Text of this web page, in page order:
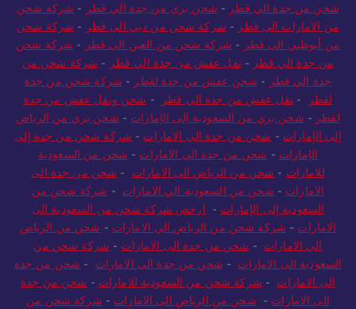
شحن من جدة الي قطر - شحن بري من جدة الي قطر - شركة شحن
من الامارات الى قطر - شركة شحن من دبي الى قطر - شركة شحن
من أبوظبي الى قطر - شركة شحن من العين الى قطر - شركة شحن
من جدة الي قطر - نقل عفش من جدة الي قطر - شركة شحن من
جدة الي قطر - شحن عفش من جدة لقطر - شركة شحن من جدة
لقطر
- نقل عفش من جدة الي قطر - شحن ونقل عفش من جدة
لقطر - شحن بري من السعودية إلى الإمارات - شحن بري من الرياض
إلى الإمارات - شحن من جدة الى الامارات - شركة شحن من جدة إلى
الإمارات - شحن من جدة الى الامارات - شحن من السعودية
للامارات - شحن من الرياض الى الامارات - شحن من جدة الى
الامارات - شحن من السعودية الي الامارات - شركة شحن من
السعودية إلى الإمارات - ارخص شركة شحن من السعودية الى
الامارات - شركة شحن من الرياض الي الامارات - شحن من الرياض
الي الامارات - شحن من جدة الى الامارات - شركة شحن من
السعودية الى الامارات - شحن من جدة الى الامارات - شحن من جدة
الى الامارات - شركة شحن من السعودية للامارات - شحن من جدة
الى الامارات - شحن من الرياض الى الامارات - شركة شحن من